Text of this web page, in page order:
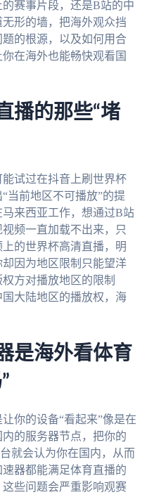
赛事片段，还是B站的中
形的墙，把海外观众挡
的根源，以及如何用合
在海外也能畅快观看国
播的那些“堵
试过在抖音上刷世界杯
当前地区不可播放”的提
来西亚工作，想通过B站
频一直加载不出来，只
的世界杯高清直播，明
因为地区限制只能望洋
方对播放地区的限制
大陆地区的播放权，海
是海外看体育
你的设备“看起来”像是在
的服务器节点，把你的
就会认为你在国内，从而
器都能满足体育直播的
些问题会严重影响观赛